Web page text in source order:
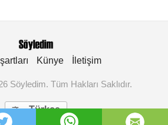
Künye İletişim
Söyledim. Tüm Hakları Saklıdır.
 Türkçe